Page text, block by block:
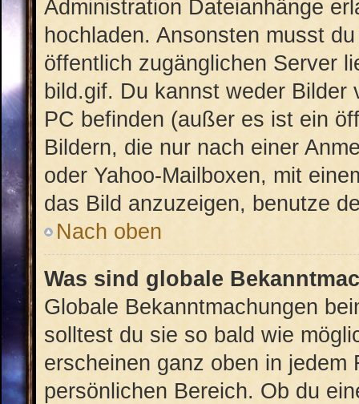
Administration Dateianhänge
hochladen. Ansonsten musst
öffentlich zugänglichen Server
bild.gif. Du kannst weder
PC befinden (außer es ist ein
Bildern, die nur nach einer
oder Yahoo-Mailboxen, mit
das Bild anzuzeigen, benutze
Nach oben
Was sind globale
Globale Bekanntmachungen
solltest du sie so bald wie
erscheinen ganz oben in jedem
persönlichen Bereich. Ob du